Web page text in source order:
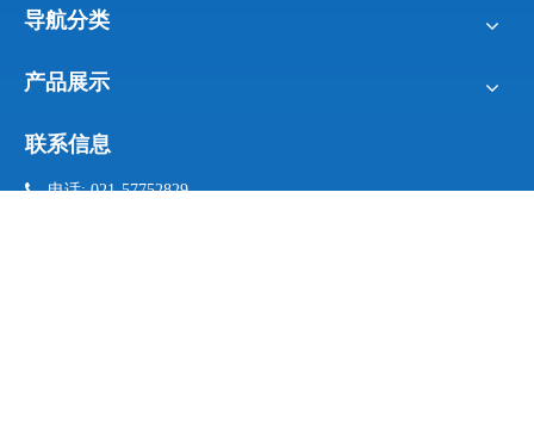
导航分类
产品展示
联系信息
电话: 021-57752829